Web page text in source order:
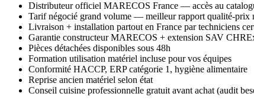
Distributeur officiel MARECOS France — accès au
Tarif négocié grand volume — meilleur rapport qualité-prix
Livraison + installation partout en France par techniciens
Garantie constructeur MARECOS + extension SAV
Pièces détachées disponibles sous 48h
Formation utilisation matériel incluse pour vos équipes
Conformité HACCP, ERP catégorie 1, hygiène alimentaire
Reprise ancien matériel selon état
Conseil cuisine professionnelle gratuit avant achat (audit